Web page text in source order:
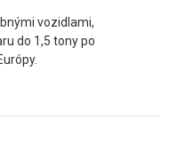
vozidlami,
do 1,5 tony po